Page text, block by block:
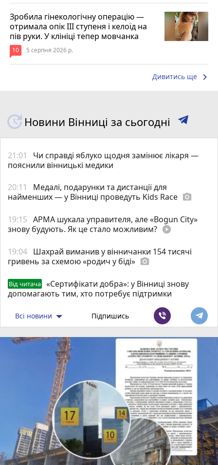
Зробила гінекологічну операцію —
отримала опік ІІІ ступеня і келоїд на
пів руки. У клініці тепер мовчанка
10 5 серпня 2026 р.
Дивитись ще keyboard_arrow_right
Новини Вінниці за сьогодні
21:01
Чи справді яблуко щодня замінює лікаря —
пояснили вінницькі медики
20:11
Медалі, подарунки та дистанції для
найменших — у Вінниці проведуть Kids Race photo_camera
19:15 АРМА шукала управителя, але «Bogun City»
знову будують. Як це стало можливим? play_circle_filled
19:04 Шахрай виманив у вінничанки 154 тисячі
гривень за схемою «родич у біді» photo_camera
Від читача
«Сертифікати добра»: у Вінниці знову
допомагають тим, хто потребує підтримки
Всі новини Підпишись